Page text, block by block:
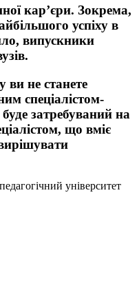
кар’єри. Зокрема,
успіху в
випускники
не станете
спеціалістом-
затребуваний на
що вміє
університет